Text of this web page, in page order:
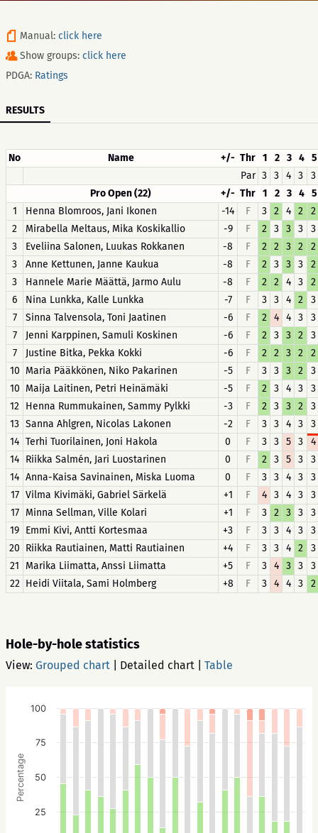
Manual: click here
Show groups: click here
PDGA: Ratings
RESULTS
No Name +/- Thr 1 2 3 4 5
Par 3 3 4 3
3
Pro Open (22)
+/- Thr 1 2 3 4 5
1
Henna Blomroos, Jani Ikonen -14 F 3 2 4 2
2
2
Mirabella Meltaus, Mika Koskikallio -9 F 2 3 3 3
3
3
Eveliina Salonen, Luukas Rokkanen -8 F 2 2 3 2
2
3
Anne Kettunen, Janne Kaukua -8 F 2 3 3 3
2
3
Hannele Marie Määttä, Jarmo Aulu -8 F 2 2 4 3
2
6
Nina Lunkka, Kalle Lunkka -7 F 3 3 4 2
3
7
Sinna Talvensola, Toni Jaatinen -6 F 2 4 4 3
3
7
Jenni Karppinen, Samuli Koskinen -6 F 2 3 3 2
3
7
Justine Bitka, Pekka Kokki -6 F 2 2 3 2
2
10 Maria Pääkkönen, Niko Pakarinen -5 F 3 3 3 2
3
10 Maija Laitinen, Petri Heinämäki -5 F 2 3 4 3
3
12 Henna Rummukainen, Sammy Pylkki -3 F 2 3 3 2
3
13 Sanna Ahlgren, Nicolas Lakonen -2 F 3 3 4 3
3
14 Terhi Tuorilainen, Joni Hakola 0 F 3 3 5 3
4
14 Riikka Salmén, Jari Luostarinen 0 F 2 3 5 3
3
14 Anna-Kaisa Savinainen, Miska Luoma 0 F 3 3 4 3
3
17 Vilma Kivimäki, Gabriel Särkelä +1 F 4 3 4 3
3
17
Minna Sellman, Ville Kolari +1 F 3 2 3 3
3
19 Emmi Kivi, Antti Kortesmaa +3 F 3 3 4 3
3
20 Riikka Rautiainen, Matti Rautiainen +4 F 3 3 4 2
3
21
Marika Liimatta, Anssi Liimatta +5 F 3 4 3 3
3
22 Heidi Viitala, Sami Holmberg +8 F 3 4 4 3 2
Hole-by-hole statistics
View: Grouped chart Detailed chart Table
Percentage
25
50
75
100